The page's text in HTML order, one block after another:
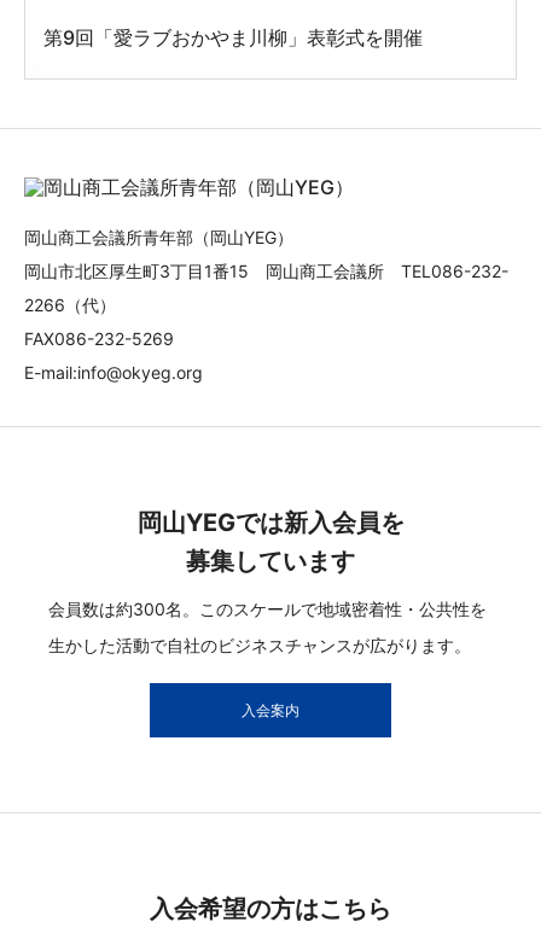
第9回「愛ラブおかやま川柳」表彰式を開催
岡山商工会議所青年部（岡山YEG）
岡山市北区厚生町3丁目1番15 岡山商工会議所 TEL086-232-
2266（代）
FAX086-232-5269
E-mail:info@okyeg.org
岡山YEGでは新入会員を
募集しています
会員数は約300名。このスケールで地域密着性・公共性を
生かした活動で自社のビジネスチャンスが広がります。
入会案内
入会希望の方はこちら